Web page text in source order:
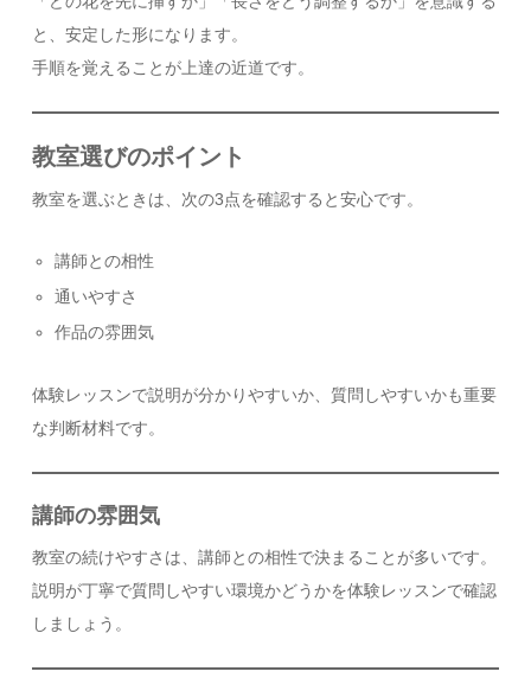
と、安定した形になります。
手順を覚えることが上達の近道です。
教室選びのポイント
教室を選ぶときは、次の3点を確認すると安心です。
講師との相性
通いやすさ
作品の雰囲気
体験レッスンで説明が分かりやすいか、質問しやすいかも重要
な判断材料です。
講師の雰囲気
教室の続けやすさは、講師との相性で決まることが多いです。
説明が丁寧で質問しやすい環境かどうかを体験レッスンで確認
しましょう。